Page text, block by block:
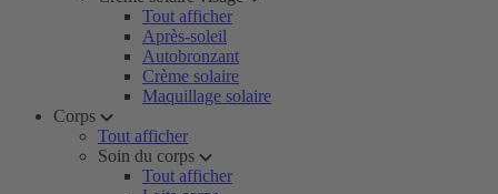
Tout afficher
Après-soleil
Autobronzant
Crème solaire
Maquillage solaire
Corps
Tout afficher
Soin du corps
Tout afficher